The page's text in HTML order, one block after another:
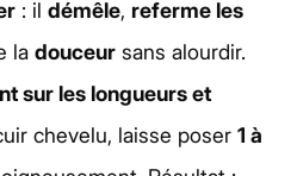
: il démêle, referme les
la douceur sans alourdir.
sur les longueurs et
chevelu, laisse poser 1 à